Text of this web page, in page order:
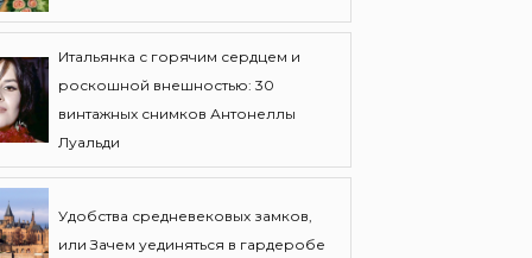
Итальянка с горячим сердцем и
роскошной внешностью: 30
винтажных снимков Антонеллы
Луальди
Удобства средневековых замков,
или Зачем уединяться в гардеробе